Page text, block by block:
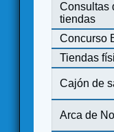
Consultas
tiendas
Concurso
Tiendas
Cajón de
Arca de